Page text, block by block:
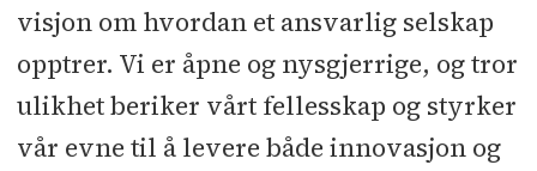
visjon om hvordan et ansvarlig selskap
opptrer. Vi er åpne og nysgjerrige, og tror
ulikhet beriker vårt fellesskap og styrker
vår evne til å levere både innovasjon og